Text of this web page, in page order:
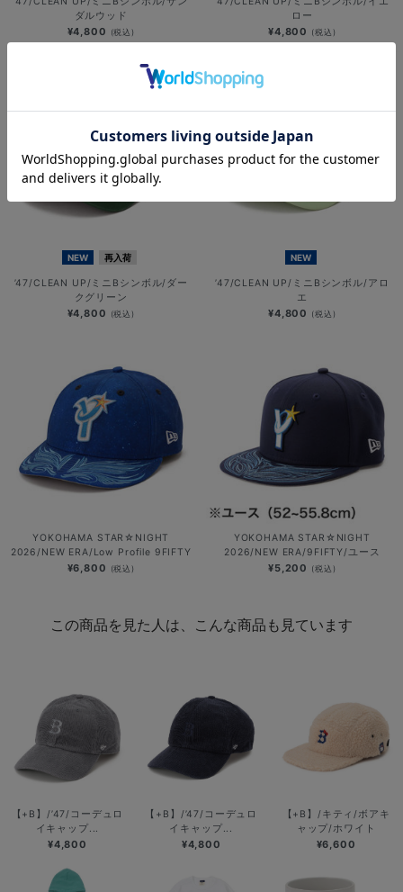
ダルウッド
¥4,800 (税込)
ロー
¥4,800 (税込)
NEW 再入荷
’47/CLEAN UP/ミニBシンボル/ダー
クグリーン
¥4,800 (税込)
NEW
’47/CLEAN UP/ミニBシンボル/アロ
エ
¥4,800 (税込)
YOKOHAMA STAR☆NIGHT
2026/NEW ERA/Low Profile 9FIFTY
¥6,800 (税込)
YOKOHAMA STAR☆NIGHT
2026/NEW ERA/9FIFTY/ユース
¥5,200 (税込)
この商品を見た人は、こんな商品も見ています
【+B】/’47/コーデュロ
イキャップ...
¥4,800
【+B】/’47/コーデュロ
イキャップ...
¥4,800
【+B】/キティ/ボアキ
ャップ/ホワイト
¥6,600